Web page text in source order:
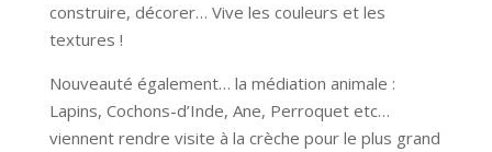
construire, décorer… Vive les couleurs et les
textures !
Nouveauté également… la médiation animale :
Lapins, Cochons-d’Inde, Ane, Perroquet etc…
viennent rendre visite à la crèche pour le plus grand